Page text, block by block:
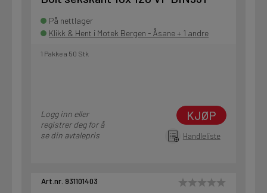
På nettlager
Klikk & Hent i Motek Bergen - Åsane + 1 andre
1 Pakke a 50 Stk
Logg inn eller
registrer deg for å
se din avtalepris
KJØP
Handleliste
Art.nr. 931101403